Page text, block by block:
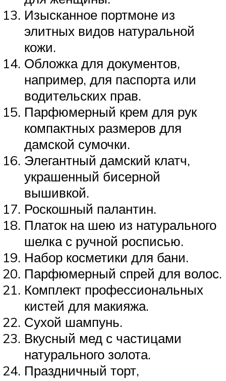
Изысканное портмоне из
элитных видов натуральной
кожи.
Обложка для документов,
например, для паспорта или
водительских прав.
Парфюмерный крем для рук
компактных размеров для
дамской сумочки.
Элегантный дамский клатч,
украшенный бисерной
вышивкой.
Роскошный палантин.
Платок на шею из натурального
шелка с ручной росписью.
Набор косметики для бани.
Парфюмерный спрей для волос.
Комплект профессиональных
кистей для макияжа.
Сухой шампунь.
Вкусный мед с частицами
натурального золота.
Праздничный торт,